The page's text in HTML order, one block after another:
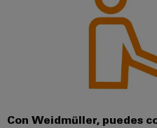
Con Weidmüller, puedes